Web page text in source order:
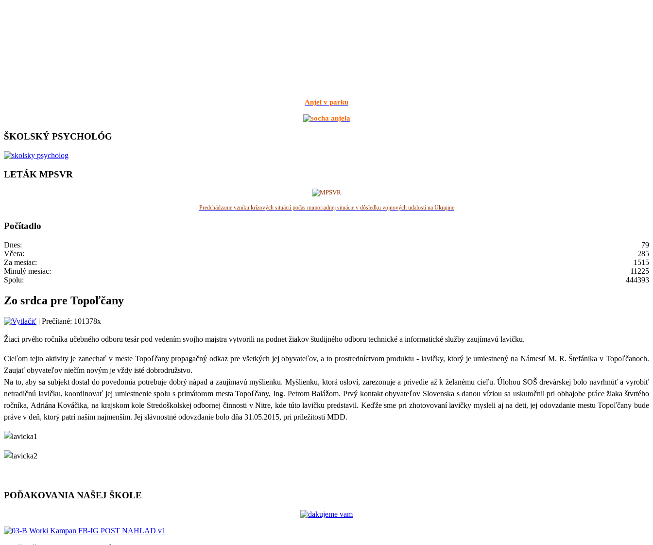
Anjel v parku
ŠKOLSKÝ PSYCHOLÓG
LETÁK MPSVR
Predchádzanie vzniku krízových situácií počas mimoriadnej situácie v dôsledku vojnových udalostí na Ukrajine
Počítadlo
Dnes:
79
Včera:
285
Za mesiac:
1515
Minulý mesiac:
11225
Spolu:
444393
Zo srdca pre Topoľčany
| Prečítané: 101378x
Žiaci prvého ročníka učebného odboru tesár pod vedením svojho majstra vytvorili na podnet žiakov študijného odboru technické a informatické služby zaujímavú lavičku.
Cieľom tejto aktivity je zanechať v meste Topoľčany propagačný odkaz pre všetkých jej obyvateľov, a to prostredníctvom produktu - lavičky, ktorý je umiestnený na Námestí M. R. Štefánika v Topoľčanoch.
Zaujať obyvateľov niečím novým je vždy isté dobrodružstvo.
Na to, aby sa subjekt dostal do povedomia potrebuje dobrý nápad a zaujímavú myšlienku. Myšlienku, ktorá osloví, zarezonuje a privedie až k želanému cieľu. Úlohou SOŠ drevárskej bolo navrhnúť a vyrobiť
netradičnú lavičku, koordinovať jej umiestnenie spolu s primátorom mesta Topoľčany, Ing. Petrom Balážom. Prvý kontakt obyvateľov Slovenska s danou víziou sa uskutočnil pri obhajobe práce žiaka štvrtého
ročníka, Adriána Kováčika, na krajskom kole Stredoškolskej odbornej činnosti v Nitre, kde túto lavičku predstavil. Keďže sme pri zhotovovaní lavičky mysleli aj na deti, jej odovzdanie mestu Topoľčany bude
práve v deň, ktorý patrí našim najmenším. Jej slávnostné odovzdanie bolo dňa 31.05.2015, pri príležitosti MDD.
POĎAKOVANIA NAŠEJ ŠKOLE